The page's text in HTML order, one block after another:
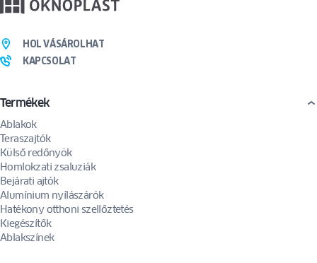
Termékek
Ablakok
Teraszajtók
Külső redőnyök
Homlokzati zsaluziák
Bejárati ajtók
Alumínium nyílászárók
Hatékony otthoni szellőztetés
Kiegészítők
Ablakszínek
HOL VÁSÁROLHAT
KAPCSOLAT